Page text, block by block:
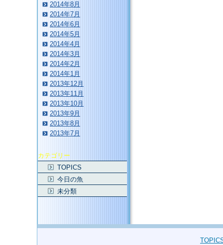
2014年8月
2014年7月
2014年6月
2014年5月
2014年4月
2014年3月
2014年2月
2014年1月
2013年12月
2013年11月
2013年10月
2013年9月
2013年8月
2013年7月
カテゴリー
TOPICS
今日の魚
未分類